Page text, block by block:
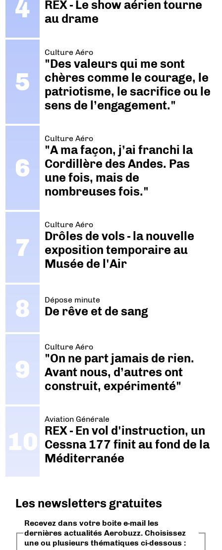
REX - Le show aérien tourne
au drame
Culture Aéro
"Des valeurs qui me sont
chères comme le courage, le
patriotisme, le sacrifice ou le
sens de l’engagement."
Culture Aéro
"A ma façon, j’ai franchi la
Cordillère des Andes. Pas
une fois, mais de
nombreuses fois."
Culture Aéro
Drôles de vols - la nouvelle
exposition temporaire au
Musée de l'Air
Dépose minute
De rêve et de sang
Culture Aéro
"On ne part jamais de rien.
Avant nous, d’autres ont
construit, expérimenté"
Aviation Générale
REX - En vol d'instruction, un
Cessna 177 finit au fond de la
Méditerranée
Les newsletters gratuites
Recevez dans votre boite e-mail les
dernières actualités Aerobuzz. Choisissez
une ou plusieurs thématiques ci-dessous :